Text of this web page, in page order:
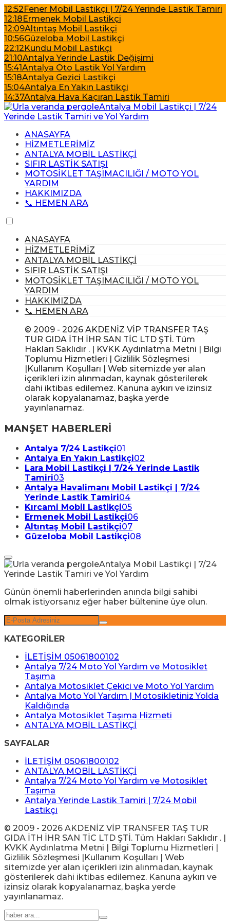
12:52Fener Mobil Lastikçi | 7/24 Yerinde Lastik Tamiri
12:18Ermenek Mobil Lastikçi
12:09Altıntaş Mobil Lastikçi
10:56Güzeloba Mobil Lastikçi
22:12Kundu Mobil Lastikçi
21:10Antalya Yerinde Lastik Değişimi
15:41Antalya Oto Lastik Yol Yardım
15:18Antalya Gezici Lastikçi
15:04Antalya En Yakın Lastikçi
14:37Antalya Hava Kaçıran Lastik Tamiri
ANASAYFA
HİZMETLERİMİZ
ANTALYA MOBİL LASTİKÇİ
SIFIR LASTİK SATIŞI
MOTOSİKLET TAŞIMACILIĞI / MOTO YOL
YARDIM
HAKKIMIZDA
📞 HEMEN ARA
ANASAYFA
HİZMETLERİMİZ
ANTALYA MOBİL LASTİKÇİ
SIFIR LASTİK SATIŞI
MOTOSİKLET TAŞIMACILIĞI / MOTO YOL
YARDIM
HAKKIMIZDA
📞 HEMEN ARA
© 2009 - 2026 AKDENİZ VİP TRANSFER TAŞ
TUR GIDA İTH İHR SAN TİC LTD ŞTİ. Tüm
Hakları Saklıdır . | KVKK Aydınlatma Metni | Bilgi
Toplumu Hizmetleri | Gizlilik Sözleşmesi
|Kullanım Koşulları | Web sitemizde yer alan
içerikleri izin alınmadan, kaynak gösterilerek
dahi iktibas edilemez. Kanuna aykırı ve izinsiz
olarak kopyalanamaz, başka yerde
yayınlanamaz.
MANŞET HABERLERİ
Antalya 7/24 Lastikçi01
Antalya En Yakın Lastikçi02
Lara Mobil Lastikçi | 7/24 Yerinde Lastik
Tamiri03
Antalya Havalimanı Mobil Lastikçi | 7/24
Yerinde Lastik Tamiri04
Kırcami Mobil Lastikçi05
Ermenek Mobil Lastikçi06
Altıntaş Mobil Lastikçi07
Güzeloba Mobil Lastikçi08
Günün önemli haberlerinden anında bilgi sahibi
olmak istiyorsanız eğer haber bültenine üye olun.
KATEGORİLER
İLETİŞİM 05061800102
Antalya 7/24 Moto Yol Yardım ve Motosiklet
Taşıma
Antalya Motosiklet Çekici ve Moto Yol Yardım
Antalya Moto Yol Yardım | Motosikletiniz Yolda
Kaldığında
Antalya Motosiklet Taşıma Hizmeti
ANTALYA MOBİL LASTİKÇİ
SAYFALAR
İLETİŞİM 05061800102
ANTALYA MOBİL LASTİKÇİ
Antalya 7/24 Moto Yol Yardım ve Motosiklet
Taşıma
Antalya Yerinde Lastik Tamiri | 7/24 Mobil
Lastikçi
© 2009 - 2026 AKDENİZ VİP TRANSFER TAŞ TUR
GIDA İTH İHR SAN TİC LTD ŞTİ. Tüm Hakları Saklıdır . |
KVKK Aydınlatma Metni | Bilgi Toplumu Hizmetleri |
Gizlilik Sözleşmesi |Kullanım Koşulları | Web
sitemizde yer alan içerikleri izin alınmadan, kaynak
gösterilerek dahi iktibas edilemez. Kanuna aykırı ve
izinsiz olarak kopyalanamaz, başka yerde
yayınlanamaz.